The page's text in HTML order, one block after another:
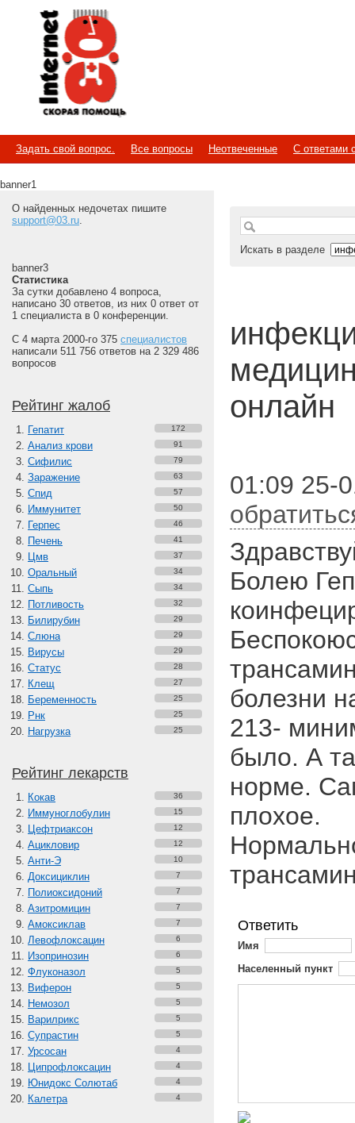
Internet
Скорая помощь
Задать свой вопрос. Все вопросы Неотвеченные С ответами
banner1
О найденных недочетах пишите
support@03.ru.
banner3
Статистика
За сутки добавлено 4 вопроса,
написано 30 ответов, из них 0 ответ от
1 специалиста в 0 конференции.
С 4 марта 2000-го 375 специалистов
написали 511 756 ответов на 2 329 486
вопросов
Рейтинг жалоб
Гепатит 172
Анализ крови 91
Сифилис 79
Заражение 63
Спид 57
Иммунитет 50
Герпес 46
Печень 41
Цмв 37
Оральный 34
Сыпь 34
Потливость 32
Билирубин 29
Слюна 29
Вирусы 29
Статус 28
Клещ 27
Беременность 25
Рнк 25
Нагрузка 25
Рейтинг лекарств
Кокав 36
Иммуноглобулин 15
Цефтриаксон 12
Ацикловир 12
Анти-Э 10
Доксициклин 7
Полиоксидоний 7
Азитромицин 7
Амоксиклав 7
Левофлоксацин 6
Изопринозин 6
Флуконазол 5
Виферон 5
Немозол 5
Варилрикс 5
Супрастин 5
Урсосан 4
Ципрофлоксацин 4
Юнидокс Солютаб 4
Калетра 4
Искать в разделе
онлайн
01:09 25-
Болею
болезни
213-
было. А
норме.
плохое.
Ответить
Имя
Населенный пункт